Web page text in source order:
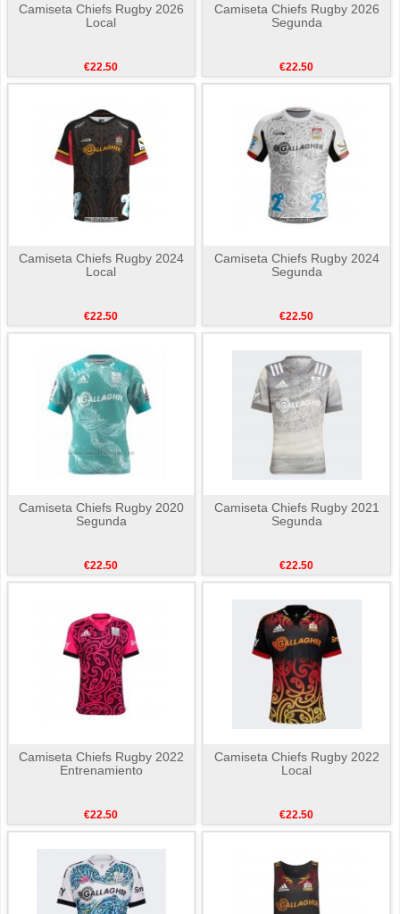
Camiseta Chiefs Rugby 2026
Local
€22.50
Camiseta Chiefs Rugby 2026
Segunda
€22.50
Camiseta Chiefs Rugby 2024
Local
€22.50
Camiseta Chiefs Rugby 2024
Segunda
€22.50
Camiseta Chiefs Rugby 2020
Segunda
€22.50
Camiseta Chiefs Rugby 2021
Segunda
€22.50
Camiseta Chiefs Rugby 2022
Entrenamiento
€22.50
Camiseta Chiefs Rugby 2022
Local
€22.50